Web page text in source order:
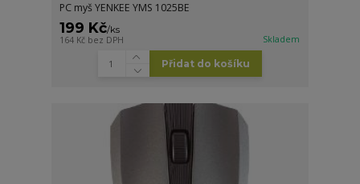
PC myš YENKEE YMS 1025BE
199 Kč/ks
164 Kč bez DPH Skladem
Přidat do košíku